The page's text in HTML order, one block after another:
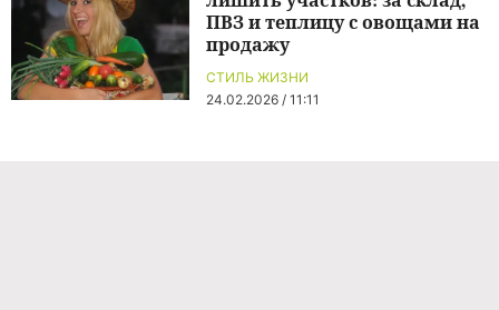
СТИЛЬ ЖИЗНИ
24.02.2026 / 11:11
ПВЗ и теплицу с овощами на
продажу